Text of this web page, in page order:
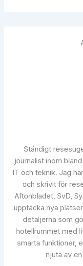
Ständigt
journalist inom
IT och teknik. Jag
och skrivit för
Aftonbladet, SvD,
upptäcka nya
detaljerna som
hotellrummet med
smarta funktioner,
njuta av